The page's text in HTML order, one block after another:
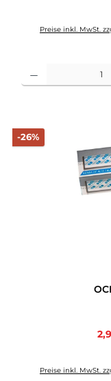
Preise inkl. MwSt.
Produkt Anzahl: Gib
-26%Rabatt
Preise inkl. MwSt.